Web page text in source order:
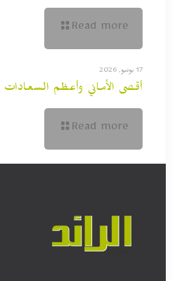
Read more
17 يونيو, 2026
أقصى الأماني وأعظم السعادات
Read more